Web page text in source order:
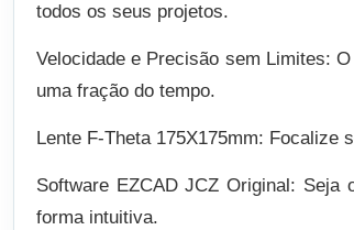
todos os seus projetos.
Velocidade e Precisão sem Limites:
uma fração do tempo.
Lente F-Theta 175X175mm: Focalize
Software EZCAD JCZ Original:
forma intuitiva.